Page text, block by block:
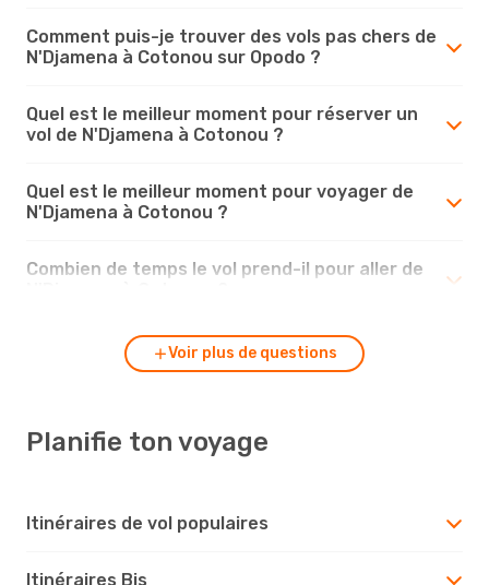
Comment puis-je trouver des vols pas chers de
N'Djamena à Cotonou sur Opodo ?
Quel est le meilleur moment pour réserver un
vol de N'Djamena à Cotonou ?
Quel est le meilleur moment pour voyager de
N'Djamena à Cotonou ?
Combien de temps le vol prend-il pour aller de
Voir plus de questions
Planifie ton voyage
Itinéraires de vol populaires
Itinéraires Bis